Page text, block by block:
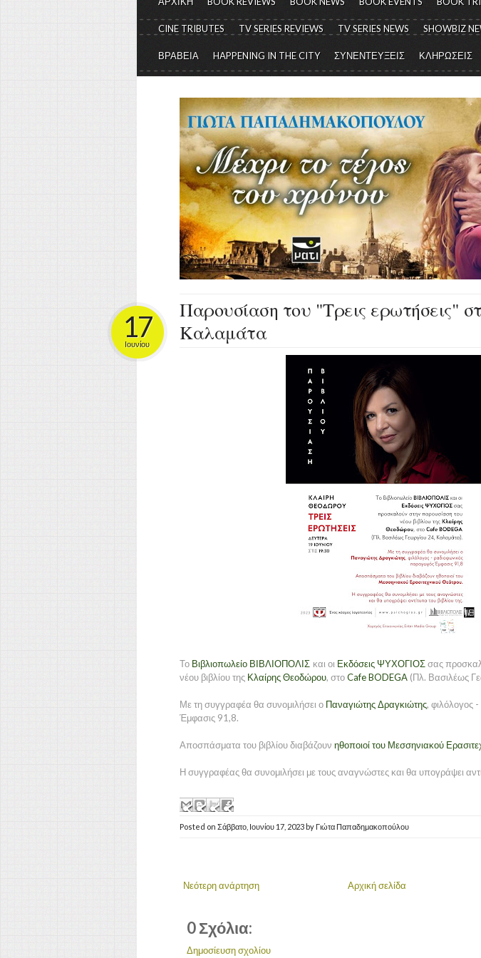
CINE TRIBUTES TV SERIES REVIEWS TV SERIES NEWS SHOWBIZ
ΒΡΑΒΕΙΑ HAPPENING IN THE CITY ΣΥΝΕΝΤΕΥΞΕΙΣ ΚΛΗΡΩΣΕΙΣ
Παρουσίαση του "Τρεις ερωτήσεις"
Καλαμάτα
17
Ιουνίου
Το Βιβλιοπωλείο ΒΙΒΛΙΟΠΟΛΙΣ και οι Εκδόσεις ΨΥΧΟΓΙΟΣσας
νέου βιβλίου της Κλαίρης Θεοδώρου, στοCafe BODEGA (Πλ. Βασιλέως
Με τη συγγραφέα θα συνομιλήσει ο Παναγιώτης Δραγκιώτης, φιλόλογος
Έμφασις 91,8.
Αποσπάσματα του βιβλίου διαβάζουν ηθοποιοί του Μεσσηνιακού
Η συγγραφέας θα συνομιλήσει με τους αναγνώστες και θα υπογράψει
Posted on Σάββατο, Ιουνίου 17, 2023 by Γιώτα Παπαδημακοπούλου
Νεότερη ανάρτηση Αρχική σελίδα
0 Σχόλια:
Δημοσίευση σχολίου